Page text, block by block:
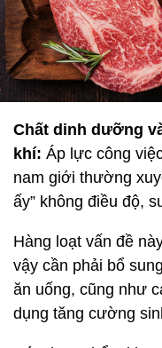
Chất dinh dưỡng
khí: Áp lực công
nam giới thường
ấy” không điều độ,
Hàng loạt vấn đề
vậy cần phải bổ
ăn uống, cũng như
dụng tăng cường